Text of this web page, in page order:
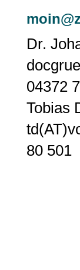
Dr.
04372
Tobias
80 501